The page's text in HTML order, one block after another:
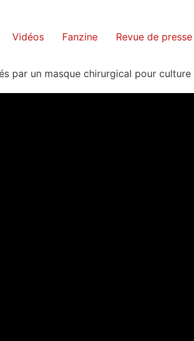
Vidéos Fanzine Revue de presse